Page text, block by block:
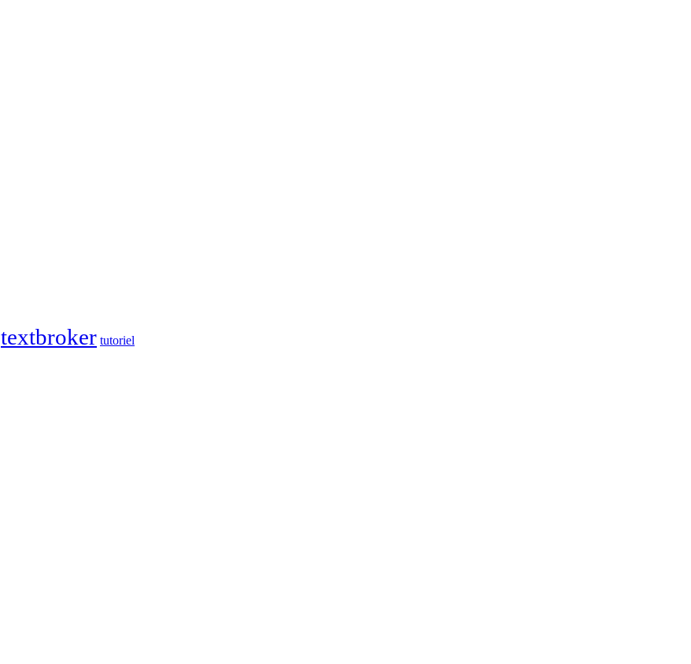
textbroker tutoriel